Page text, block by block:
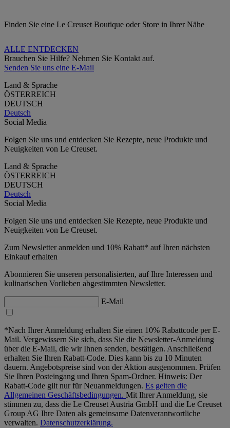
Finden Sie eine Le Creuset Boutique oder Store in Ihrer Nähe
ALLE ENTDECKEN
Brauchen Sie Hilfe? Nehmen Sie Kontakt auf.
Senden Sie uns eine E-Mail
Land & Sprache
ÖSTERREICH
DEUTSCH
Deutsch
Social Media
Folgen Sie uns und entdecken Sie Rezepte, neue Produkte und
Neuigkeiten von Le Creuset.
Land & Sprache
ÖSTERREICH
DEUTSCH
Deutsch
Social Media
Folgen Sie uns und entdecken Sie Rezepte, neue Produkte und
Neuigkeiten von Le Creuset.
Zum Newsletter anmelden und 10% Rabatt* auf Ihren nächsten
Einkauf erhalten
Abonnieren Sie unseren personalisierten, auf Ihre Interessen und
kulinarischen Vorlieben abgestimmten Newsletter.
E-Mail
*Nach Ihrer Anmeldung erhalten Sie einen 10% Rabattcode per E-
Mail. Vergewissern Sie sich, dass Sie die Newsletter-Anmeldung
über die E-Mail, die wir Ihnen senden, bestätigen. Anschließend
erhalten Sie Ihren Rabatt-Code. Dies kann bis zu 10 Minuten
dauern. Angebotspreise sind von der Aktion ausgenommen. Prüfen
Sie Ihren Posteingang und Ihren Spam-Ordner. Hinweis: Der
Rabatt-Code gilt nur für Neuanmeldungen. Es gelten die
Allgemeinen Geschäftsbedingungen. Mit Ihrer Anmeldung, sie
stimmen zu, dass die Le Creuset Austria GmbH und die Le Creuset
Group AG Ihre Daten als gemeinsame Datenverantwortliche
verwalten. Datenschutzerklärung.